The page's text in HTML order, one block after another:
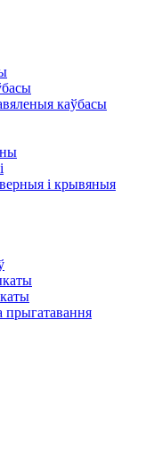
каўбасы
і крывяныя
прыгатавання